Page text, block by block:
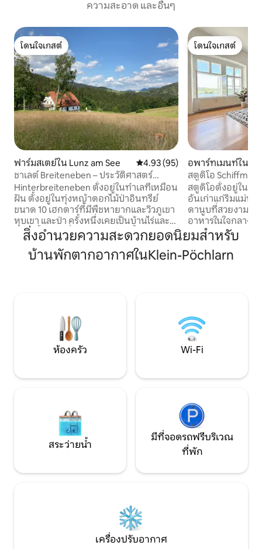
ความสะอาด และอื่นๆ
โดนใจเกสต์
โดนใจเกสต์
ฟาร์มสเตย์ใน Lunz am See คะแนนเฉลี่ย 4.93 จาก 5, 95 รีวิว
4.93 (95)
ชาเลต์ Breiteneben – ประวัติศาสตร์
ธรรมชาติ ทะเลสาบ และสกี
Hinterbreiteneben ตั้งอยู่ในทำเลที่เหมือน
ฝัน ตั้งอยู่ในทุ่งหญ้าดอกไม้ป่าอินทรีย์
ขนาด 10 เฮกตาร์ที่มีพืชหายากและวิวภูเขา
หุบเขา และป่า ครั้งหนึ่งเคยเป็นบ้านไร่และ
บางครั้งก็เป็นที่พักผ่อนของชนชั้นสูง
ปัจจุบันมีเสน่ห์ทางประวัติศาสตร์ผสมผสาน
กับความสะดวกสบายที่ทันสมัย ตั้งแต่
โดนใจเกสต์
โดนใจเกสต์
อพาร์ทเมนท์ใน
au
สตูดิโอ
สตูดิโอตั้งอยู่ในบ้า
อันเก่าแก่ริมแม่น้ำ
ดานูบที่สวยงาม ร้า
อาหารในใจกลาง
ประวัติศาสตร์อยู่ห่
ห้องสตูดิโอตั้งอยู่ติ
สภาพแวดล้อมที่ป
ชาร์จจักรยานไฟฟ้า
สิ่งอำนวยความสะดวกยอดนิยมสำหรับ
บ้านพักตากอากาศในKlein-Pöchlarn
ห้องครัว Wi-Fi
สระว่ายน้ำ
มีที่จอดรถฟรีบริเวณ
ที่พัก
เครื่องปรับอากาศ